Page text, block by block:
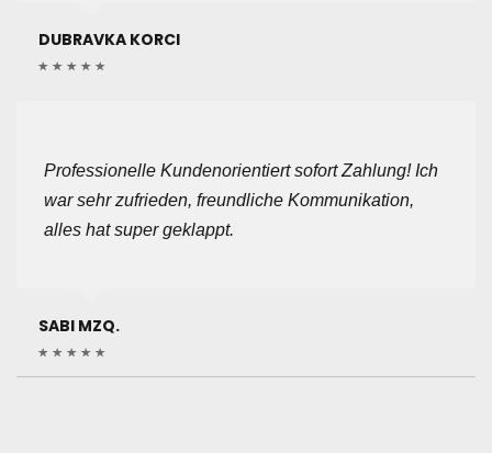
DUBRAVKA KORCI
Professionelle Kundenorientiert sofort Zahlung! Ich
war sehr zufrieden, freundliche Kommunikation,
alles hat super geklappt.
SABI MZQ.